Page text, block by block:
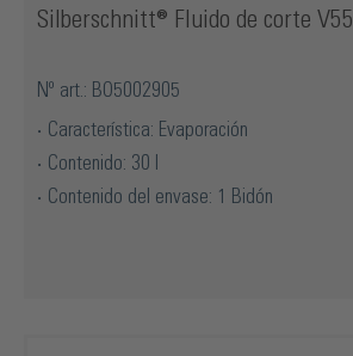
Silberschnitt® Fluido de corte V55
Nº art.: BO5002905
Característica: Evaporación
Contenido: 30 l
Contenido del envase: 1 Bidón